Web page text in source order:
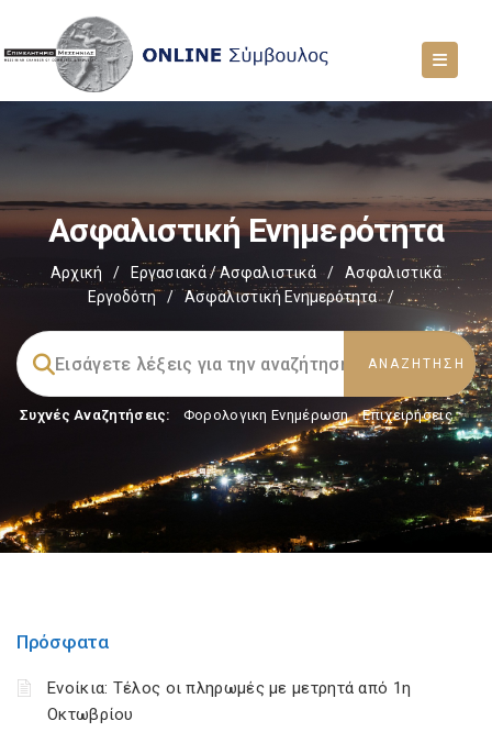
Ασφαλιστική Ενημερότητα
Αρχική / Εργασιακά / Ασφαλιστικά /
Ασφαλιστικά
Εργοδότη
/ Ασφαλιστική Ενημερότητα /
Συχνές Αναζητήσεις: Φορολογικη Ενημέρωση, Επιχειρήσεις
Πρόσφατα
Ενοίκια: Τέλος οι πληρωμές με μετρητά από 1η
Οκτωβρίου